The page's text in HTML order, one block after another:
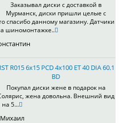
Заказывал диски с доставкой в
Мурманск, диски пришли целые с
спасибо данному магазину. Датчики
шиномонтажке..
R015 6x15 PCD 4x100 ET 40 DIA 60.1
BD
Покупал диски жене в подарок на
жена довольна. Внешний вид
на 5...
Михаил